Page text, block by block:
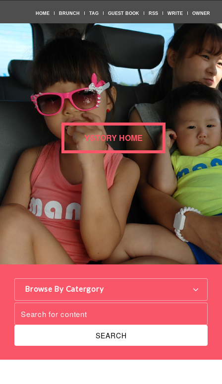
HOME BRUNCH TAG GUEST BOOK RSS WRITE OWNER
YSTORY HOME
Browse By Catergory
SEARCH